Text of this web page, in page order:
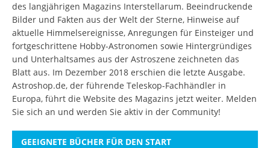
des langjährigen Magazins Interstellarum. Beeindruckende
Bilder und Fakten aus der Welt der Sterne, Hinweise auf
aktuelle Himmelsereignisse, Anregungen für Einsteiger und
fortgeschrittene Hobby-Astronomen sowie Hintergründiges
und Unterhaltsames aus der Astroszene zeichneten das
Blatt aus. Im Dezember 2018 erschien die letzte Ausgabe.
Astroshop.de, der führende Teleskop-Fachhändler in
Europa, führt die Website des Magazins jetzt weiter. Melden
Sie sich an und werden Sie aktiv in der Community!
GEEIGNETE BÜCHER FÜR DEN START